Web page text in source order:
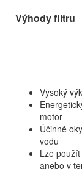
Výhody filtru
Vysoký
motor
Účinně
vodu
Lze
anebo v